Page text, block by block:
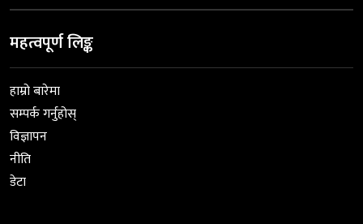
महत्वपूर्ण लिङ्क
हाम्रो बारेमा
सम्पर्क गर्नुहोस्
विज्ञापन
नीति
डेटा